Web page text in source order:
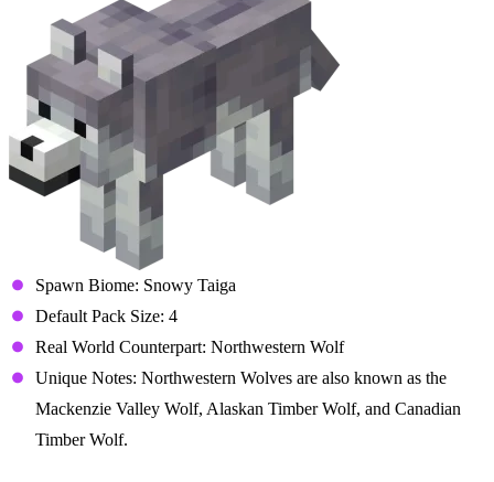
Spawn Biome: Snowy Taiga
Default Pack Size: 4
Real World Counterpart: Northwestern Wolf
Unique Notes: Northwestern Wolves are also known as the
Mackenzie Valley Wolf, Alaskan Timber Wolf, and Canadian
Timber Wolf.